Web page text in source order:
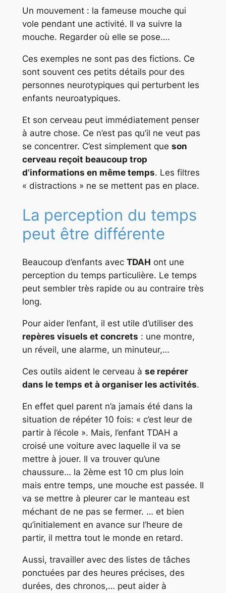
Un mouvement : la fameuse mouche qui
vole pendant une activité. Il va suivre la
mouche. Regarder où elle se pose….
Ces exemples ne sont pas des fictions. Ce
sont souvent ces petits détails pour des
personnes neurotypiques qui perturbent les
enfants neuroatypiques.
Et son cerveau peut immédiatement penser
à autre chose. Ce n’est pas qu’il ne veut pas
se concentrer. C’est simplement que son
cerveau reçoit beaucoup trop
d’informations en même temps. Les filtres
« distractions » ne se mettent pas en place.
La perception du temps
peut être différente
Beaucoup d’enfants avec TDAH ont une
perception du temps particulière. Le temps
peut sembler très rapide ou au contraire très
long.
Pour aider l’enfant, il est utile d’utiliser des
repères visuels et concrets : une montre,
un réveil, une alarme, un minuteur,…
Ces outils aident le cerveau à se repérer
dans le temps et à organiser les activités.
En effet quel parent n’a jamais été dans la
situation de répéter 10 fois: « c’est leur de
partir à l’école ». Mais, l’enfant TDAH a
croisé une voiture avec laquelle il va se
mettre à jouer. Il va trouver qu’une
chaussure… la 2ème est 10 cm plus loin
mais entre temps, une mouche est passée. Il
va se mettre à pleurer car le manteau est
méchant de ne pas se fermer. … et bien
qu’initialement en avance sur l’heure de
partir, il mettra tout le monde en retard.
Aussi, travailler avec des listes de tâches
ponctuées par des heures précises, des
durées, des chronos,… peut aider à